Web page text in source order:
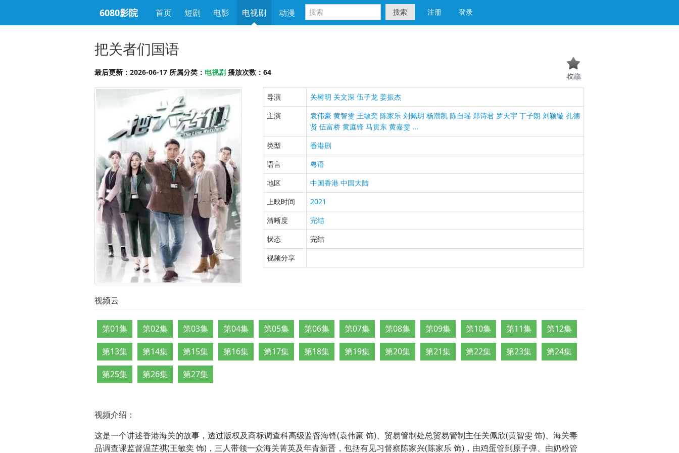
6080影院 首页 短剧 电影 电视剧 动漫 搜索 注册 登录
把关者们国语
最后更新：2026-06-17 所属分类： 电视剧 播放次数：64
导演 关树明 关文深 伍子龙 姜振杰
主演
袁伟豪 黄智雯 王敏奕 陈家乐 刘佩玥 杨潮凯 陈自瑶 郑诗君 罗天宇 丁子朗 刘颖镟 孔德
贤 伍富桥 黄庭锋 马贯东 黄嘉雯 ...
类型
香港剧
语言
粤语
地区
中国香港 中国大陆
上映时间
2021
清晰度
完结
状态
完结
视频分享
视频云
第01集 第02集 第03集 第04集 第05集 第06集 第07集 第08集 第09集 第10集 第11集 第12集
第13集 第14集 第15集 第16集 第17集 第18集 第19集 第20集 第21集 第22集 第23集 第24集
第25集 第26集 第27集
视频介绍：
这是一个讲述香港海关的故事，透过版权及商标调查科高级监督海锋(袁伟豪 饰)、贸易管制处总贸易管制主任关佩欣(黄智雯 饰)、海关毒
品调查课监督温芷祺(王敏奕 饰)，三人带领一众海关菁英及年青新晋，包括有见习督察陈家兴(陈家乐 饰)，由鸡蛋管到原子弹、由奶粉管